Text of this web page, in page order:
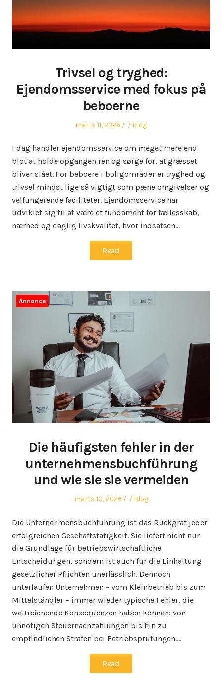
Trivsel og tryghed:
Ejendomsservice med fokus på
beboerne
Posted
marts 11, 2026 Author
Posted
Blog
I dag handler ejendomsservice om meget mere end
blot at holde opgangen ren og sørge for, at græsset
bliver slået. For beboere i boligområder er tryghed og
trivsel mindst lige så vigtigt som pæne omgivelser og
velfungerende faciliteter. Ejendomsservice har
udviklet sig til at være et fundament for fællesskab,
nærhed og daglig livskvalitet, hvor indsatsen…
Read
Annonce
Die häufigsten fehler in der
unternehmensbuchführung
und wie sie sie vermeiden
Posted
marts 10, 2026 Author
Posted
Blog
Die Unternehmensbuchführung ist das Rückgrat jeder
erfolgreichen Geschäftstätigkeit. Sie liefert nicht nur
die Grundlage für betriebswirtschaftliche
Entscheidungen, sondern ist auch für die Einhaltung
gesetzlicher Pflichten unerlässlich. Dennoch
unterlaufen Unternehmen – vom Kleinbetrieb bis zum
Mittelständler – immer wieder typische Fehler, die
weitreichende Konsequenzen haben können: von
unnötigen Steuernachzahlungen bis hin zu
empfindlichen Strafen bei Betriebsprüfungen.…
Read